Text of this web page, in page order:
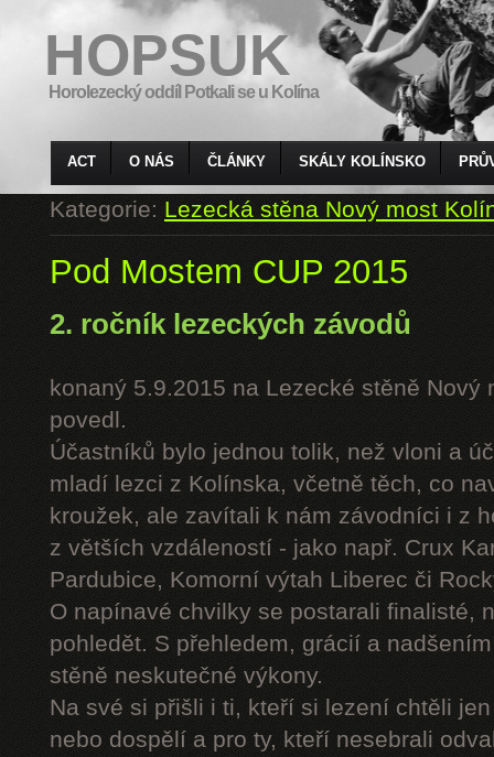
HOPSUK
Horolezecký oddíl Potkali se u Kolína
ACT O NÁS ČLÁNKY SKÁLY KOLÍNSKO
Kategorie:Lezecká stěna Nový most
Pod Mostem CUP 2015
2. ročník lezeckých závodů
konaný 5.9.2015 na Lezecké stěně Nový
povedl.
Účastníků bylo jednou tolik, než vloni a
mladí lezci z Kolínska, včetně těch, co
kroužek, ale zavítali k nám závodníci i z
z větších vzdáleností - jako např. Crux
Pardubice, Komorní výtah Liberec či
O napínavé chvilky se postarali finalisté,
pohledět. S přehledem, grácií a
stěně neskutečné výkony.
Na své si přišli i ti, kteří si lezení chtěli
nebo dospělí a pro ty, kteří nesebrali